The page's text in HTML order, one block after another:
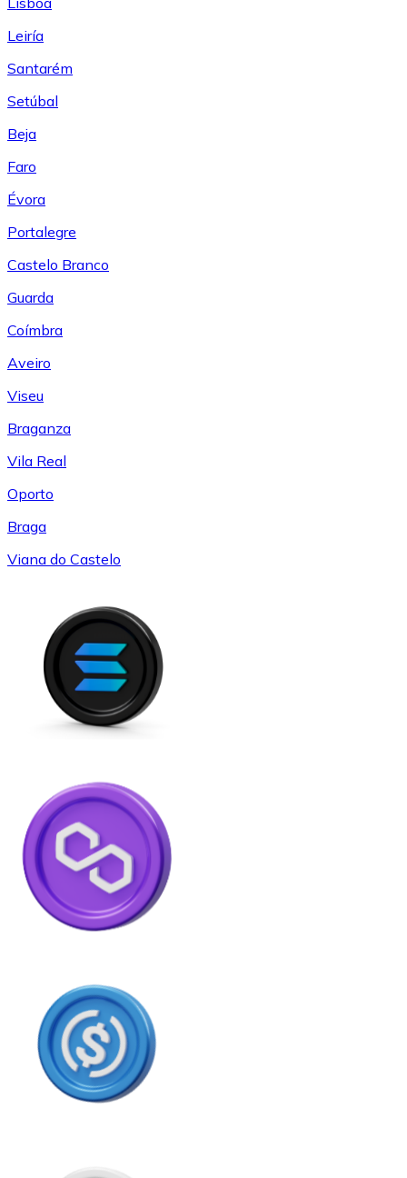
Leiría
Santarém
Setúbal
Beja
Faro
Évora
Portalegre
Castelo Branco
Guarda
Coímbra
Aveiro
Viseu
Braganza
Vila Real
Oporto
Braga
Viana do Castelo